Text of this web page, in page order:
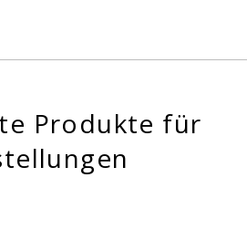
Produkte für